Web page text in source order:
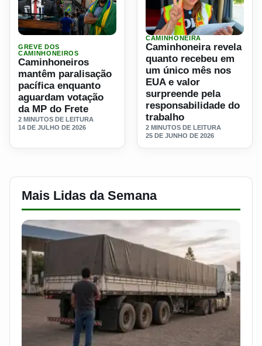
Ler materia: Caminhoneiros mantêm paralisação pacífica
GREVE DOS
CAMINHONEIROS
Caminhoneiros
mantêm paralisação
pacífica enquanto
aguardam votação
da MP do Frete
2 MINUTOS DE LEITURA
14 DE JULHO DE 2026
Ler materia: Caminhoneira
CAMINHONEIRA
Caminhoneira revela
quanto recebeu em
um único mês nos
EUA e valor
surpreende pela
responsabilidade do
trabalho
2 MINUTOS DE LEITURA
25 DE JUNHO DE 2026
Mais Lidas da Semana